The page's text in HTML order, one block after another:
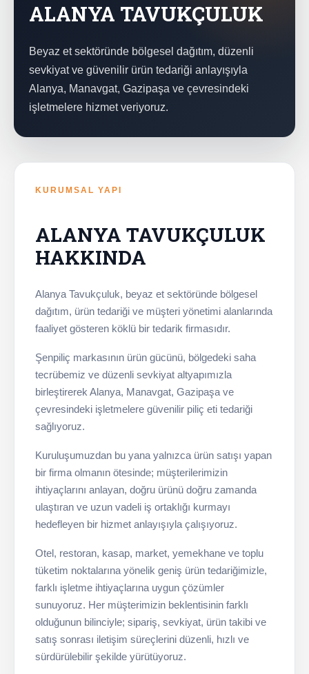
ALANYA TAVUKÇULUK
Beyaz et sektöründe bölgesel dağıtım, düzenli
sevkiyat ve güvenilir ürün tedariği anlayışıyla
Alanya, Manavgat, Gazipaşa ve çevresindeki
işletmelere hizmet veriyoruz.
KURUMSAL YAPI
ALANYA TAVUKÇULUK
HAKKINDA
Alanya Tavukçuluk, beyaz et sektöründe bölgesel
dağıtım, ürün tedariği ve müşteri yönetimi alanlarında
faaliyet gösteren köklü bir tedarik firmasıdır.
Şenpiliç markasının ürün gücünü, bölgedeki saha
tecrübemiz ve düzenli sevkiyat altyapımızla
birleştirerek Alanya, Manavgat, Gazipaşa ve
çevresindeki işletmelere güvenilir piliç eti tedariği
sağlıyoruz.
Kuruluşumuzdan bu yana yalnızca ürün satışı yapan
bir firma olmanın ötesinde; müşterilerimizin
ihtiyaçlarını anlayan, doğru ürünü doğru zamanda
ulaştıran ve uzun vadeli iş ortaklığı kurmayı
hedefleyen bir hizmet anlayışıyla çalışıyoruz.
Otel, restoran, kasap, market, yemekhane ve toplu
tüketim noktalarına yönelik geniş ürün tedariğimizle,
farklı işletme ihtiyaçlarına uygun çözümler
sunuyoruz. Her müşterimizin beklentisinin farklı
olduğunun bilinciyle; sipariş, sevkiyat, ürün takibi ve
satış sonrası iletişim süreçlerini düzenli, hızlı ve
sürdürülebilir şekilde yürütüyoruz.